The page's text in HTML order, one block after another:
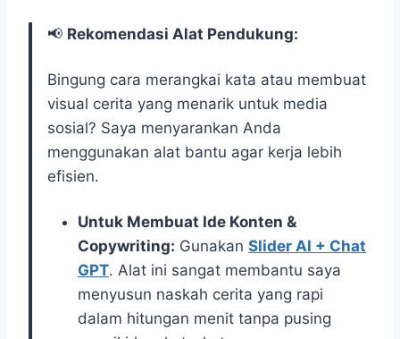
📢 Rekomendasi Alat Pendukung:
Bingung cara merangkai kata atau membuat
visual cerita yang menarik untuk media
sosial? Saya menyarankan Anda
menggunakan alat bantu agar kerja lebih
efisien.
Untuk Membuat Ide Konten &
Copywriting: Gunakan Slider AI + Chat
GPT. Alat ini sangat membantu saya
menyusun naskah cerita yang rapi
dalam hitungan menit tanpa pusing